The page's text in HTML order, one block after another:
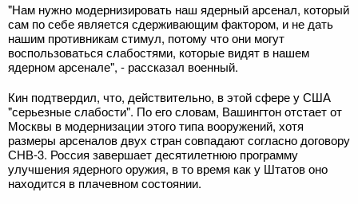
"Нам нужно модернизировать наш ядерный арсенал, который
сам по себе является сдерживающим фактором, и не дать
нашим противникам стимул, потому что они могут
воспользоваться слабостями, которые видят в нашем
ядерном арсенале", - рассказал военный.
Кин подтвердил, что, действительно, в этой сфере у США
"серьезные слабости". По его словам, Вашингтон отстает от
Москвы в модернизации этого типа вооружений, хотя
размеры арсеналов двух стран совпадают согласно договору
СНВ-3. Россия завершает десятилетнюю программу
улучшения ядерного оружия, в то время как у Штатов оно
находится в плачевном состоянии.